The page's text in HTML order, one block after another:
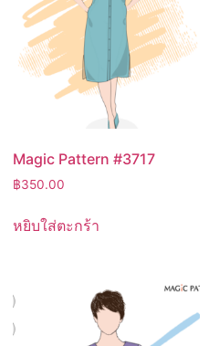
Magic Pattern #3717
฿350.00
หยิบใส่ตะกร้า